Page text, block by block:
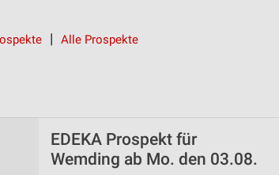
Alle Prospekte
EDEKA Prospekt für
Wemding ab Mo. den 03.08.